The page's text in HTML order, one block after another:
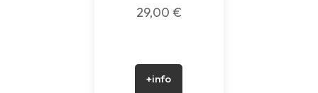
29,00 €
+info